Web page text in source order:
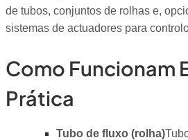
de tubos, conjuntos de rolhas e,
sistemas de actuadores para
Como Funcionam
Prática
Tubo de fluxo (rolha)